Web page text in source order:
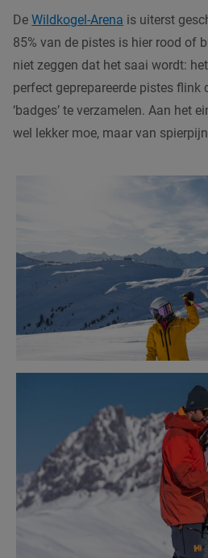
De Wildkogel-Arena is uiterst
85% van de pistes is hier rood of
niet zeggen dat het saai wordt:
perfect geprepareerde pistes flink
‘badges’ te verzamelen. Aan het
wel lekker moe, maar van